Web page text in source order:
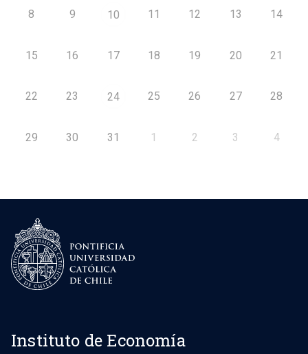
8 9 10 11 12 13 14
15 16 17 18 19 20 21
22 23 24 25 26 27 28
29 30 31 1 2 3 4
Instituto de Economía